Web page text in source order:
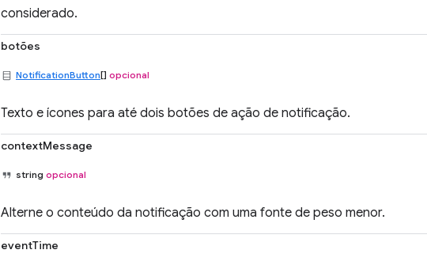
considerado.
botões
NotificationButton[] opcional
Texto e ícones para até dois botões de ação de notificação.
contextMessage
string opcional
Alterne o conteúdo da notificação com uma fonte de peso menor.
eventTime